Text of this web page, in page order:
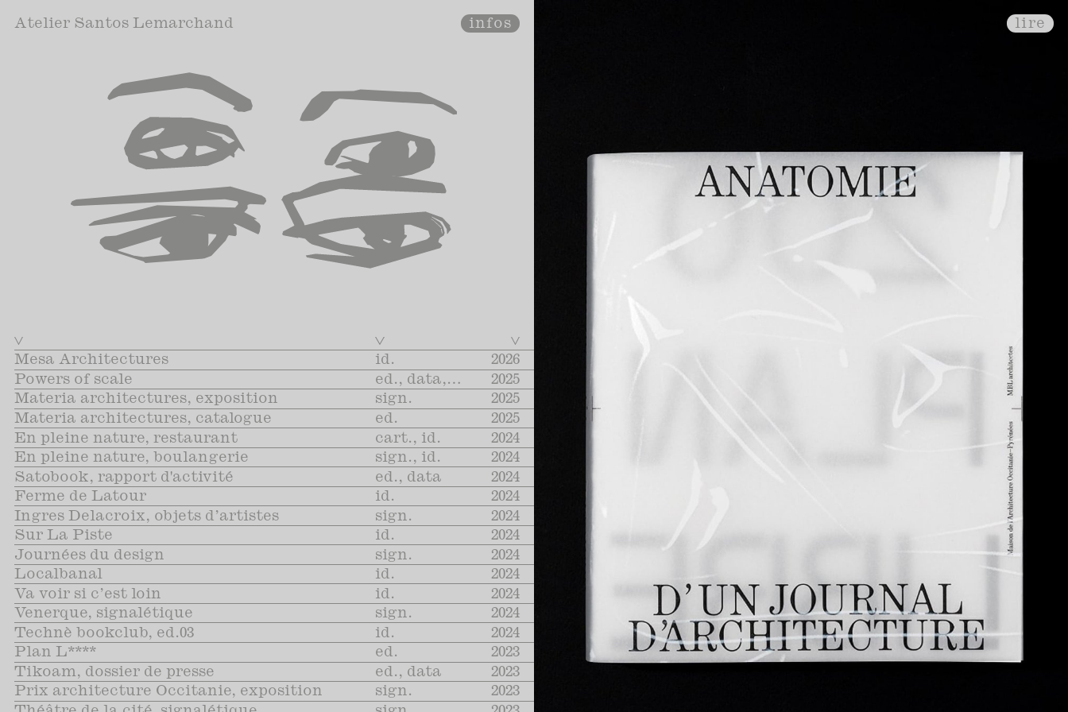
Atelier Santos Lemarchand infos
Mesa Architectures id.
2026
Powers of scale
ed., data, cart.
2025
Materia architectures, exposition
sign.
2025
Materia architectures, catalogue
ed.
2025
En pleine nature, restaurant
cart., id.
2024
En pleine nature, boulangerie
sign., id.
2024
Satobook, rapport d'activité
ed., data
2024
Ferme de Latour
id.
2024
Ingres Delacroix, objets d’artistes
sign.
2024
Sur La Piste
id.
2024
Journées du design
sign.
2024
Localbanal
id.
2024
Va voir si c’est loin
id.
2024
Venerque, signalétique
sign.
2024
Technè bookclub, ed.03
id.
2024
Plan L****
ed.
2023
Tikoam, dossier de presse
ed., data
2023
Prix architecture Occitanie, exposition
sign.
2023